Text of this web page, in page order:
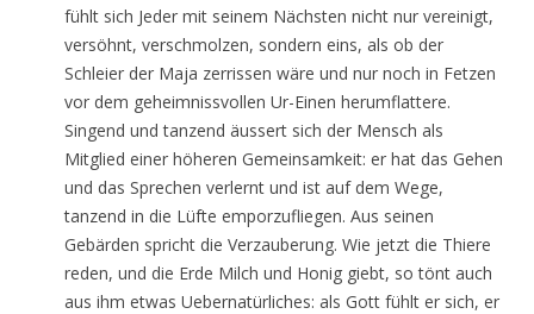
fühlt sich Jeder mit seinem Nächsten nicht nur vereinigt,
versöhnt, verschmolzen, sondern eins, als ob der
Schleier der Maja zerrissen wäre und nur noch in Fetzen
vor dem geheimnissvollen Ur-Einen herumflattere.
Singend und tanzend äussert sich der Mensch als
Mitglied einer höheren Gemeinsamkeit: er hat das Gehen
und das Sprechen verlernt und ist auf dem Wege,
tanzend in die Lüfte emporzufliegen. Aus seinen
Gebärden spricht die Verzauberung. Wie jetzt die Thiere
reden, und die Erde Milch und Honig giebt, so tönt auch
aus ihm etwas Uebernatürliches: als Gott fühlt er sich, er